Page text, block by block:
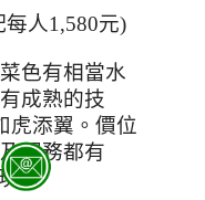
人1,580元)
色有相當水
成熟的技
虎添翼。價位
服務都有
。